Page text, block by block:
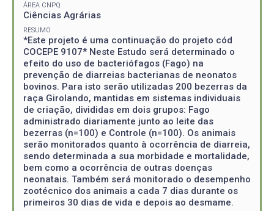
ÁREA CNPQ
Ciências Agrárias
RESUMO
*Este projeto é uma continuação do projeto cód
COCEPE 9107* Neste Estudo será determinado o
efeito do uso de bacteriófagos (Fago) na
prevenção de diarreias bacterianas de neonatos
bovinos. Para isto serão utilizadas 200 bezerras da
raça Girolando, mantidas em sistemas individuais
de criação, divididas em dois grupos: Fago
administrado diariamente junto ao leite das
bezerras (n=100) e Controle (n=100). Os animais
serão monitorados quanto à ocorrência de diarreia,
sendo determinada a sua morbidade e mortalidade,
bem como a ocorrência de outras doenças
neonatais. Também será monitorado o desempenho
zootécnico dos animais a cada 7 dias durante os
primeiros 30 dias de vida e depois ao desmame.